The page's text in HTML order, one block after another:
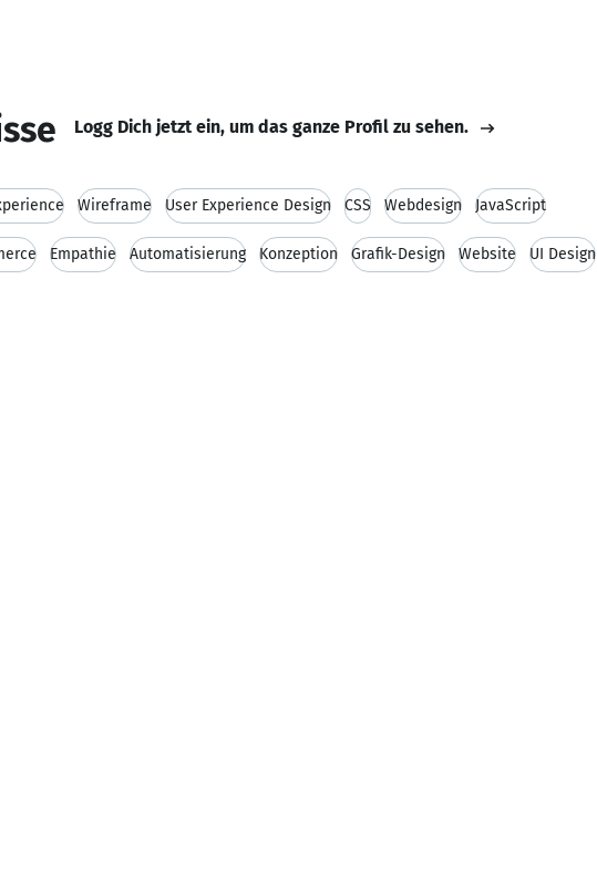
Logg Dich jetzt ein, um das ganze Profil zu sehen.
Wireframe User Experience Design CSS Webdesign JavaScript
Empathie Automatisierung Konzeption Grafik-Design Website UI Design